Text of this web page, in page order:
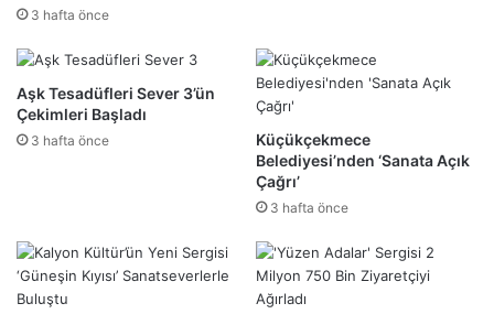
3 hafta önce
Aşk Tesadüfleri Sever 3’ün
Çekimleri Başladı
3 hafta önce
Küçükçekmece
Belediyesi’nden ‘Sanata Açık
Çağrı’
3 hafta önce